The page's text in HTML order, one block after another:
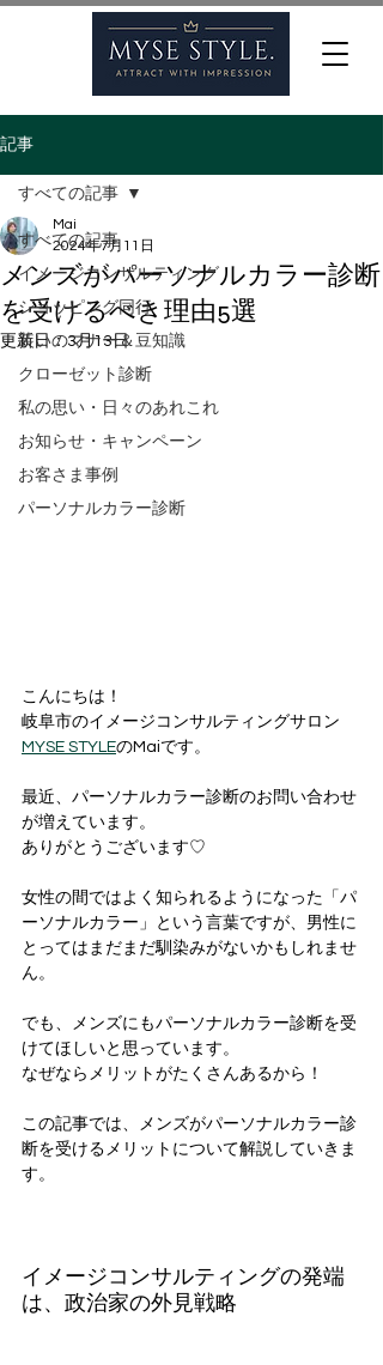
記事
すべての記事
イメージコンサルティング
ショッピング同行
装いのマナー＆豆知識
クローゼット診断
私の思い・日々のあれこれ
お知らせ・キャンペーン
お客さま事例
パーソナルカラー診断
すべての記事
メンズがパーソナルカラー診断
を受けるべき理由5選
Mai
2024年7月11日
更新日：3月13日
こんにちは！
岐阜市のイメージコンサルティングサロン
MYSE STYLEのMaiです。
最近、パーソナルカラー診断のお問い合わせ
が増えています。
ありがとうございます♡
女性の間ではよく知られるようになった「パ
ーソナルカラー」という言葉ですが、男性に
とってはまだまだ馴染みがないかもしれませ
ん。
でも、メンズにもパーソナルカラー診断を受
けてほしいと思っています。
なぜならメリットがたくさんあるから！
この記事では、メンズがパーソナルカラー診
断を受けるメリットについて解説していきま
す。
イメージコンサルティングの発端
は、政治家の外見戦略